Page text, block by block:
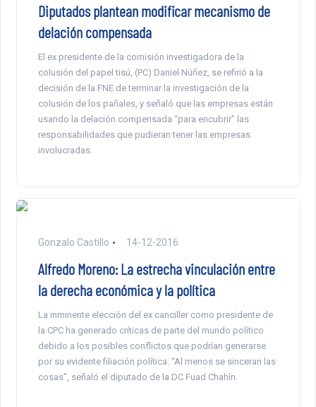
Diputados plantean modificar mecanismo de
delación compensada
El ex presidente de la comisión investigadora de la
colusión del papel tisú, (PC) Daniel Núñez, se refirió a la
decisión de la FNE de terminar la investigación de la
colusión de los pañales, y señaló que las empresas están
usando la delación compensada “para encubrir” las
responsabilidades que pudieran tener las empresas
involucradas.
Gonzalo Castillo 14-12-2016
Alfredo Moreno: La estrecha vinculación entre
la derecha económica y la política
La inminente elección del ex canciller como presidente de
la CPC ha generado críticas de parte del mundo político
debido a los posibles conflictos que podrían generarse
por su evidente filiación política: “Al menos se sinceran las
cosas”, señaló el diputado de la DC Fuad Chahín.